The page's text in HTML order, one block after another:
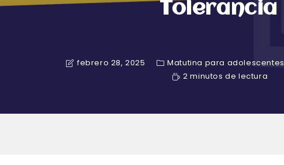
Tolerancia
febrero 28, 2025 Matutina para adolescentes
2 minutos de lectura